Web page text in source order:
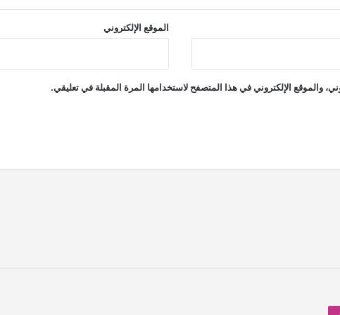
الموقع الإلكتروني
والموقع الإلكتروني في هذا المتصفح لاستخدامها المرة المقبلة في تعليقي.